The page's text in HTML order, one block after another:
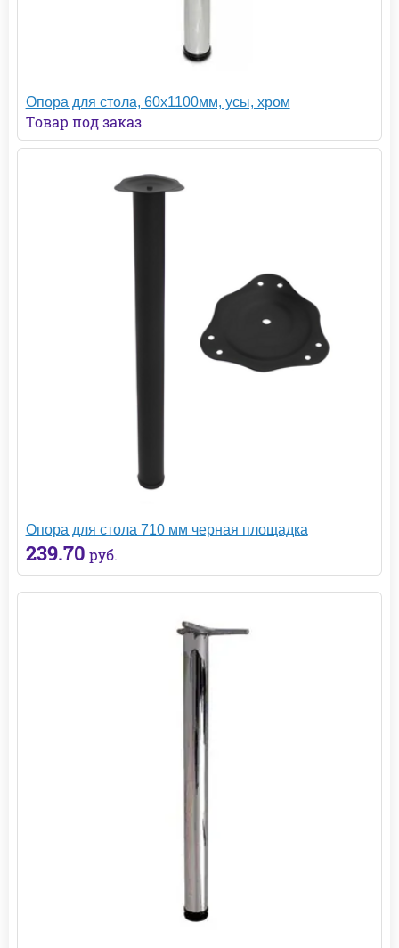
Опора для стола, 60х1100мм, усы, хром
Товар под заказ
Опора для стола 710 мм черная площадка
239.70 руб.